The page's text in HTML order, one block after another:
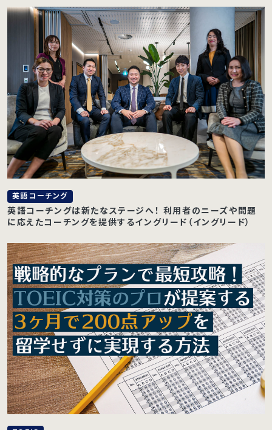
英語コーチング
英語コーチングは新たなステージへ！ 利用者のニーズや問題
に応えたコーチングを提供するイングリード（イングリード）